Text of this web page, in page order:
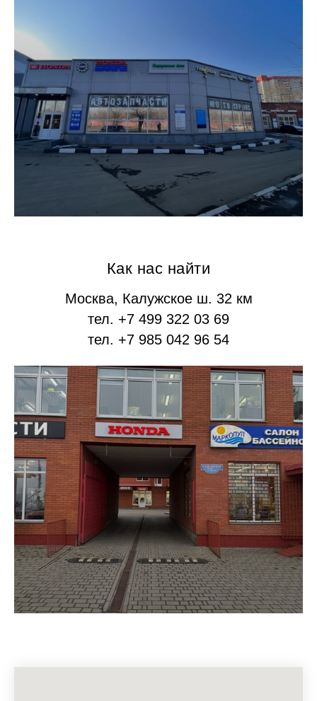
Как нас найти
Москва, Калужское ш. 32 км
тел. +7 499 322 03 69
тел. +7 985 042 96 54